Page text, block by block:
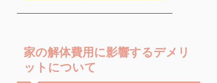
家の解体費用に影響するデメリ
ットについて